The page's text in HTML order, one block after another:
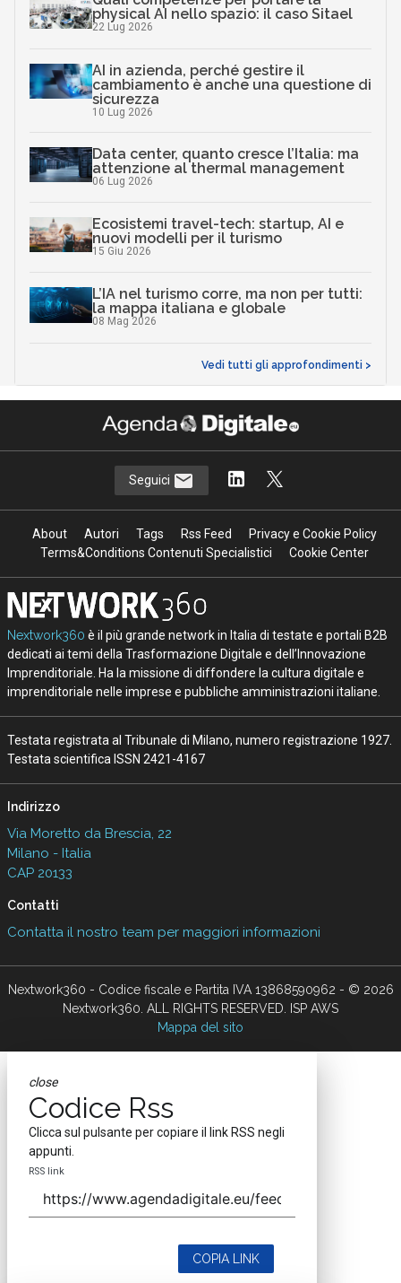
physical AI nello spazio: il caso Sitael
22 Lug 2026
AI in azienda, perché gestire il
cambiamento è anche una questione di
sicurezza
10 Lug 2026
Data center, quanto cresce l’Italia: ma
attenzione al thermal management
06 Lug 2026
Ecosistemi travel-tech: startup, AI e
nuovi modelli per il turismo
15 Giu 2026
L’IA nel turismo corre, ma non per tutti:
la mappa italiana e globale
08 Mag 2026
Vedi tutti gli approfondimenti >
Seguici
About Autori Tags Rss Feed
Privacy e Cookie Policy
Terms&Conditions Contenuti Specialistici
Cookie Center
Nextwork360 è il più grande network in Italia di testate e portali B2B
dedicati ai temi della Trasformazione Digitale e dell’Innovazione
Imprenditoriale. Ha la missione di diffondere la cultura digitale e
imprenditoriale nelle imprese e pubbliche amministrazioni italiane.
Testata registrata al Tribunale di Milano, numero registrazione 1927.
Testata scientifica ISSN 2421-4167
Indirizzo
Via Moretto da Brescia, 22
Milano - Italia
CAP 20133
Contatti
Contatta il nostro team per maggiori informazioni
Nextwork360 - Codice fiscale e Partita IVA 13868590962 - © 2026
Nextwork360. ALL RIGHTS RESERVED. ISP AWS
Mappa del sito
close
Codice Rss
Clicca sul pulsante per copiare il link RSS negli
appunti.
RSS link
COPIA LINK